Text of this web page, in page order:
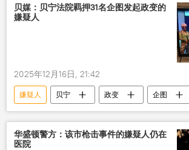
贝媒：贝宁法院羁押31名企图发起政变的
嫌疑人
2025年12月16日, 21:42
嫌疑人 贝宁 政变
企图
法院
羁押
华盛顿警方：该市枪击事件的嫌疑人仍在
医院